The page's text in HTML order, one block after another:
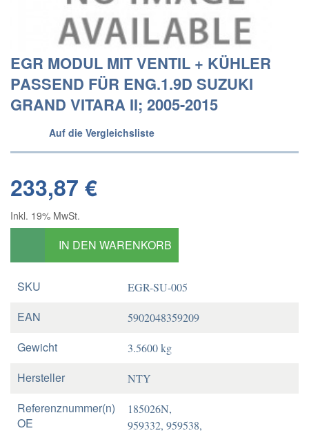
EGR MODUL MIT VENTIL + KÜHLER
PASSEND FÜR ENG.1.9D SUZUKI
GRAND VITARA II; 2005-2015
Auf die Vergleichsliste
233,87 €
Inkl. 19% MwSt.
IN DEN WARENKORB
SKU EGR-SU-005
EAN 5902048359209
Gewicht 3.5600 kg
Hersteller NTY
Referenznummer(n)
OE
185026N,
959332, 959538,